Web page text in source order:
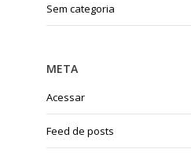
Sem categoria
META
Acessar
Feed de posts